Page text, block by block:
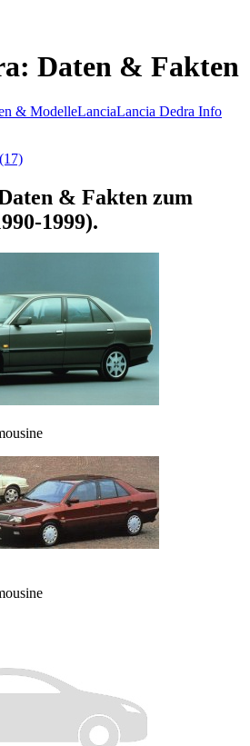
Daten & Fakten
& ModelleLanciaLancia Dedra Info
& Fakten zum
1999).